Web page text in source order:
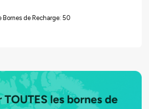
Bornes de Recharge: 50